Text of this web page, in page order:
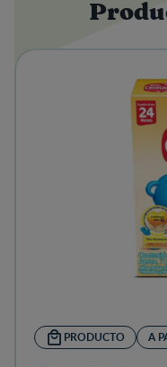
PRODUCTO A